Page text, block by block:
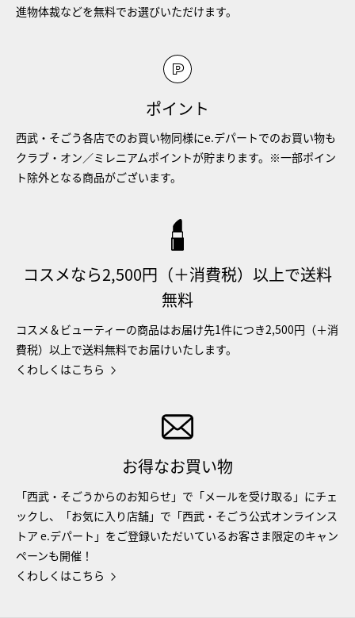
進物体裁などを無料でお選びいただけます。
ポイント
西武・そごう各店でのお買い物同様にe.デパートでのお買い物も
クラブ・オン／ミレニアムポイントが貯まります。※一部ポイン
ト除外となる商品がございます。
コスメなら2,500円（＋消費税）以上で送料
無料
コスメ＆ビューティーの商品はお届け先1件につき2,500円（＋消
費税）以上で送料無料でお届けいたします。
くわしくはこちら
お得なお買い物
「西武・そごうからのお知らせ」で「メールを受け取る」にチェ
ックし、「お気に入り店舗」で「西武・そごう公式オンラインス
トア e.デパート」をご登録いただいているお客さま限定のキャン
ペーンも開催！
くわしくはこちら